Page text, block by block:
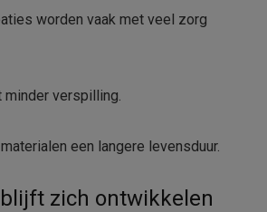
worden vaak met veel zorg
verspilling.
een langere levensduur.
zich ontwikkelen